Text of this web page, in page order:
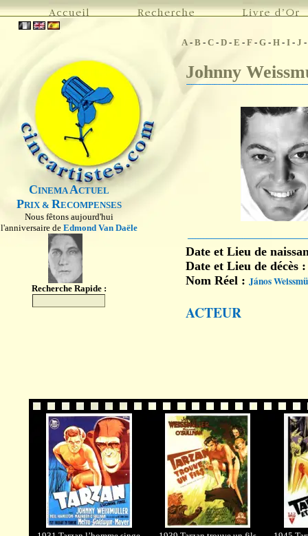
CINEMAACTUEL
PRIX & RECOMPENSES
Nous fêtons aujourd'hui
l'anniversaire de Edmond Van Daële
Recherche Rapide :
A- B - C - D - E - F - G - H - I - J -
Johnny
Date et Lieu de
Date et Lieu de décès
Nom Réel : János
ACTEUR